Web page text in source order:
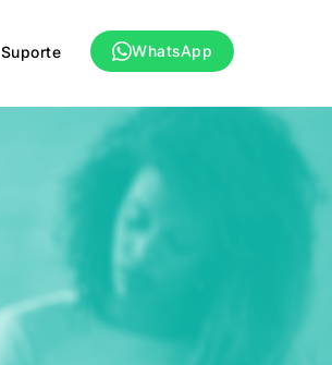
Suporte WhatsApp